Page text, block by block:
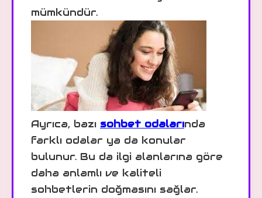
mümkündür.
Ayrıca, bazı sohbet odalarında
farklı odalar ya da konular
bulunur. Bu da ilgi alanlarına göre
daha anlamlı ve kaliteli
sohbetlerin doğmasını sağlar.